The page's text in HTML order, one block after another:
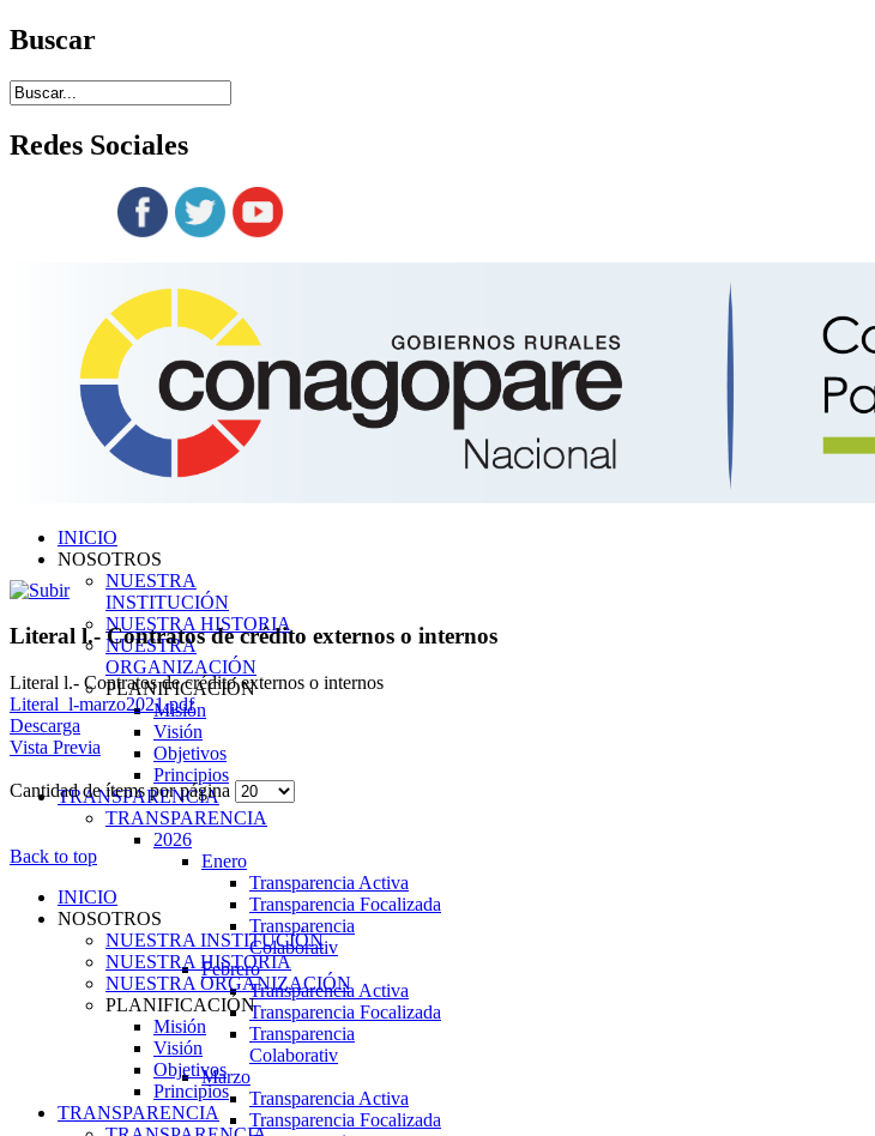
Buscar
Redes Sociales
INICIO
NOSOTROS
NUESTRA
INSTITUCIÓN
NUESTRA HISTORIA
NUESTRA
ORGANIZACIÓN
PLANIFICACIÓN
Misión
Visión
Objetivos
Principios
TRANSPARENCIA
TRANSPARENCIA
2026
Enero
Transparencia Activa
Transparencia Focalizada
Transparencia
Colaborativ
Febrero
Transparencia Activa
Transparencia Focalizada
Transparencia
Colaborativ
Marzo
Transparencia Activa
Transparencia Focalizada
Literal l.- Contratos de crédito externos o internos
Literal l.- Contratos de crédito externos o internos
Literal_l-marzo2021.pdf
Descarga
Vista Previa
Cantidad de ítems por página
Back to top
INICIO
NOSOTROS
NUESTRA INSTITUCIÓN
NUESTRA HISTORIA
NUESTRA ORGANIZACIÓN
PLANIFICACIÓN
Misión
Visión
Objetivos
Principios
TRANSPARENCIA